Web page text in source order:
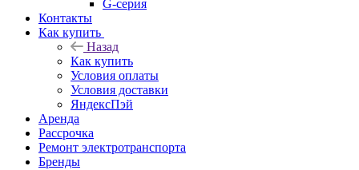
G-серия
Контакты
Как купить
Назад
Как купить
Условия оплаты
Условия доставки
ЯндексПэй
Аренда
Рассрочка
Ремонт электротранспорта
Бренды